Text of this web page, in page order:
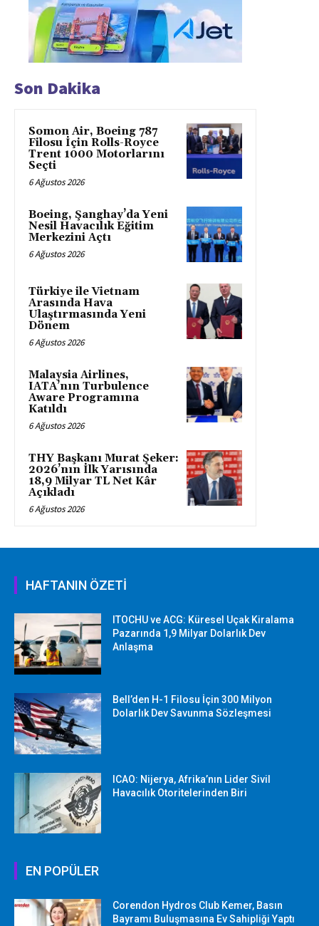
Son Dakika
Somon Air, Boeing 787
Filosu İçin Rolls-Royce
Trent 1000 Motorlarını
Seçti
6 Ağustos 2026
Boeing, Şanghay’da Yeni
Nesil Havacılık Eğitim
Merkezini Açtı
6 Ağustos 2026
Türkiye ile Vietnam
Arasında Hava
Ulaştırmasında Yeni
Dönem
6 Ağustos 2026
Malaysia Airlines,
IATA’nın Turbulence
Aware Programına
Katıldı
6 Ağustos 2026
THY Başkanı Murat Şeker:
2026’nın İlk Yarısında
18,9 Milyar TL Net Kâr
Açıkladı
6 Ağustos 2026
HAFTANIN ÖZETİ
ITOCHU ve ACG: Küresel Uçak Kiralama
Pazarında 1,9 Milyar Dolarlık Dev
Anlaşma
Bell’den H-1 Filosu İçin 300 Milyon
Dolarlık Dev Savunma Sözleşmesi
ICAO: Nijerya, Afrika’nın Lider Sivil
Havacılık Otoritelerinden Biri
EN POPÜLER
Corendon Hydros Club Kemer, Basın
Bayramı Buluşmasına Ev Sahipliği Yaptı